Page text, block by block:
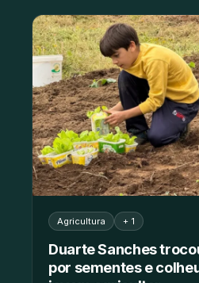
Agricultura + 1
Duarte Sanches
por sementes e